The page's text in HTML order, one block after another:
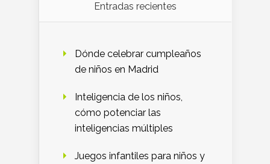
Entradas recientes
Dónde celebrar cumpleaños
de niños en Madrid
Inteligencia de los niños,
cómo potenciar las
inteligencias múltiples
Juegos infantiles para niños y